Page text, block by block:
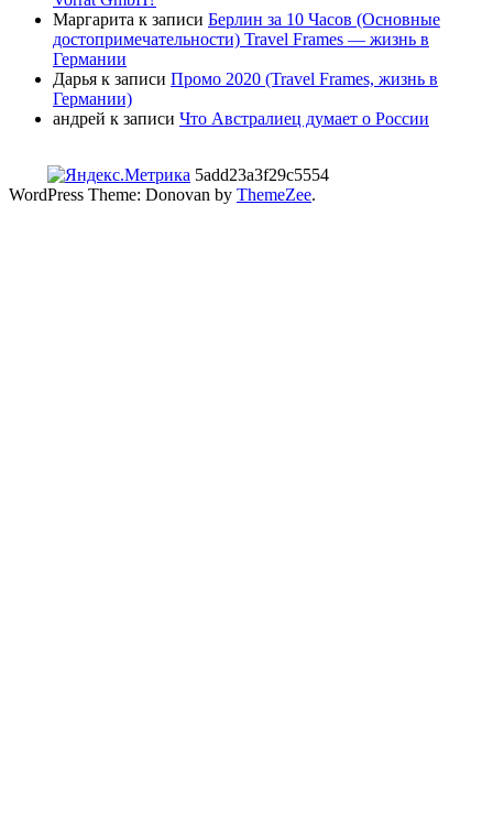
Маргарита к записи Берлин за 10 Часов (Основные
достопримечательности) Travel Frames — жизнь в
Германии
Дарья к записи Промо 2020 (Travel Frames, жизнь в
Германии)
андрей к записи Что Австралиец думает о России
5add23a3f29c5554
WordPress Theme: Donovan by ThemeZee.